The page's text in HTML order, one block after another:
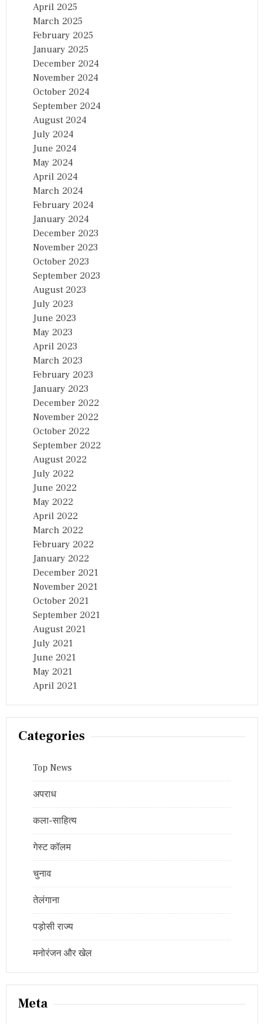
April 2025
March 2025
February 2025
January 2025
December 2024
November 2024
October 2024
September 2024
August 2024
July 2024
June 2024
May 2024
April 2024
March 2024
February 2024
January 2024
December 2023
November 2023
October 2023
September 2023
August 2023
July 2023
June 2023
May 2023
April 2023
March 2023
February 2023
January 2023
December 2022
November 2022
October 2022
September 2022
August 2022
July 2022
June 2022
May 2022
April 2022
March 2022
February 2022
January 2022
December 2021
November 2021
October 2021
September 2021
August 2021
July 2021
June 2021
May 2021
April 2021
Categories
Top News
अपराध
कला-साहित्य
गेस्ट कॉलम
चुनाव
तेलंगाना
पड़ोसी राज्य
मनोरंजन और खेल
Meta